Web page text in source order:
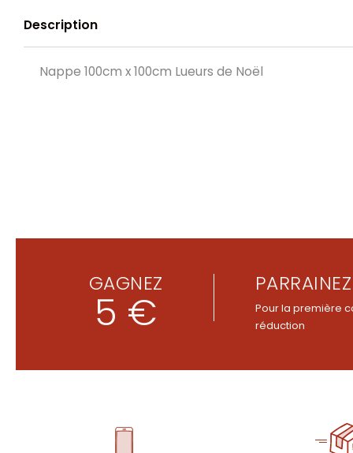
Description
Nappe 100cm x 100cm Lueurs de Noël
GAGNEZ
5 €
Pour la première
réduction